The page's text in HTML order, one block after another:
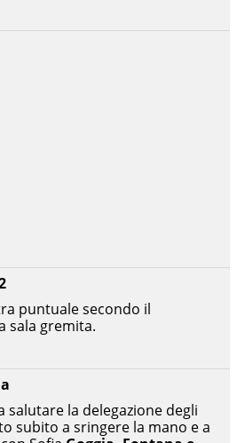
salutare la delegazione degli
subito a sringere la mano e a
puntuale secondo il
sala gremita.